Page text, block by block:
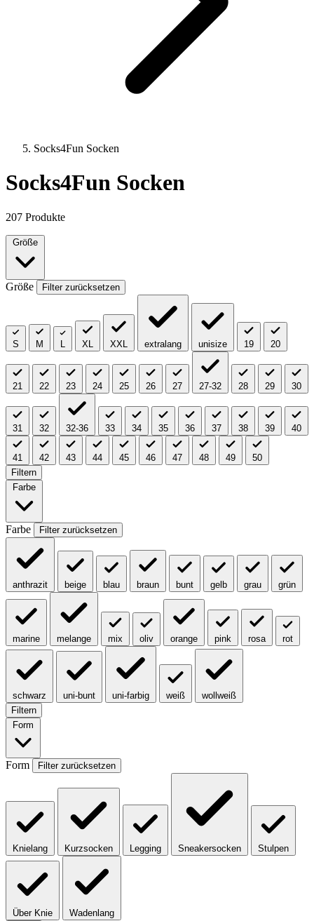
Socks4Fun Socken
Socks4Fun Socken
207 Produkte
Größe
Größe Filter zurücksetzen
S M L XL XXL extralang unisize 19 20
21 22 23 24 25 26 27 27-32 28 29 30
31 32 32-36 33 34 35 36 37 38 39 40
41 42 43 44 45 46 47 48 49
50
Filtern
Farbe
Farbe Filter zurücksetzen
anthrazit beige blau braun bunt gelb grau grün
marine melange mix oliv orange pink rosa rot
schwarz uni-bunt uni-farbig weiß
wollweiß
Filtern
Form
Form Filter zurücksetzen
Knielang Kurzsocken Legging Sneakersocken Stulpen
Über Knie Wadenlang